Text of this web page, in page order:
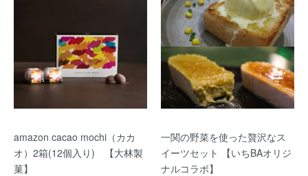
amazon cacao mochi（カカ
オ）2箱(12個入り) 【大林製
菓】
一関の野菜を使った贅沢なス
イーツセット 【いちBAオリジ
ナルコラボ】